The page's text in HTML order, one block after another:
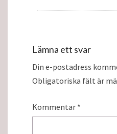
Lämna ett svar
Din e-postadress
Obligatoriska fält är
Kommentar *